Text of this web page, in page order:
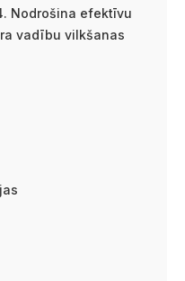
Nodrošina efektīvu
vadību vilkšanas